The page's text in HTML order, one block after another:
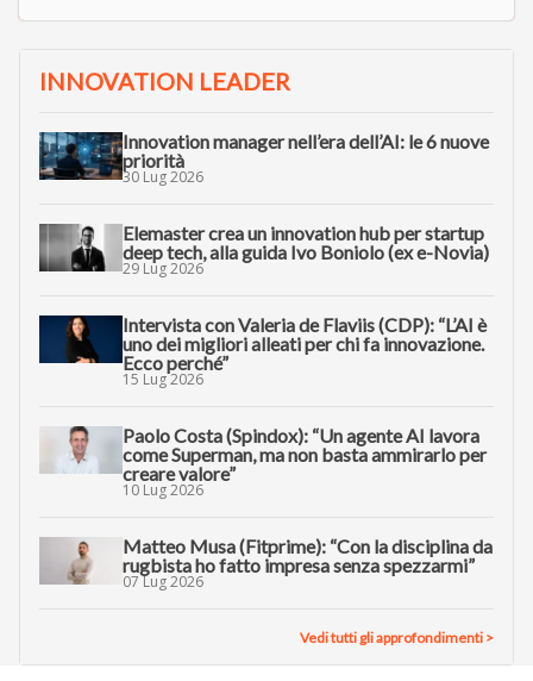
INNOVATION LEADER
Innovation manager nell’era dell’AI: le 6 nuove
priorità
30 Lug 2026
Elemaster crea un innovation hub per startup
deep tech, alla guida Ivo Boniolo (ex e-Novia)
29 Lug 2026
Intervista con Valeria de Flaviis (CDP): “L’AI è
uno dei migliori alleati per chi fa innovazione.
Ecco perché”
15 Lug 2026
Paolo Costa (Spindox): “Un agente AI lavora
come Superman, ma non basta ammirarlo per
creare valore”
10 Lug 2026
Matteo Musa (Fitprime): “Con la disciplina da
rugbista ho fatto impresa senza spezzarmi”
07 Lug 2026
Vedi tutti gli approfondimenti >